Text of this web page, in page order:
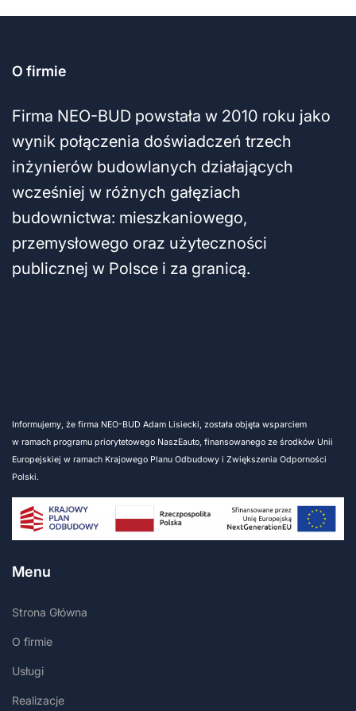
O firmie
Firma NEO-BUD powstała w 2010 roku jako
wynik połączenia doświadczeń trzech
inżynierów budowlanych działających
wcześniej w różnych gałęziach
budownictwa: mieszkaniowego,
przemysłowego oraz użyteczności
publicznej w Polsce i za granicą.
Informujemy, że firma NEO-BUD Adam Lisiecki, została objęta wsparciem
w ramach programu priorytetowego NaszEauto, finansowanego ze środków Unii
Europejskiej w ramach Krajowego Planu Odbudowy i Zwiększenia Odporności
Polski.
Menu
Strona Główna
O firmie
Usługi
Realizacje